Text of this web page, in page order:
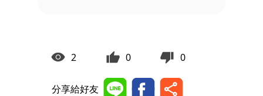
2 0 0
分享給好友